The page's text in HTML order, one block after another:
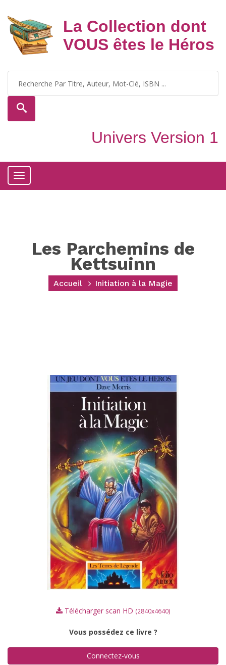
La Collection dont
VOUS êtes le Héros
Univers Version 1
Toggle
Les Parchemins de
Kettsuinn
Accueil Initiation à la Magie
Télécharger scan HD (2840x4640)
Vous possédez ce livre ?
Connectez-vous